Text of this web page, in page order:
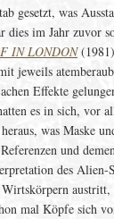
gesetzt, was
dies im Jahr zuvor
IN LONDON
jeweils
Effekte
es in sich, vor
was Maske
und
des Alien-
Wirtskörpern
mal Köpfe sich